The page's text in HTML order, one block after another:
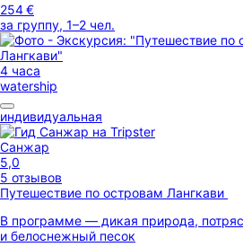
254 €
за группу, 1–2 чел.
4 часа
watership
индивидуальная
Санжар
5,0
5 отзывов
Путешествие по островам Лангкави
В программе — дикая природа,
и белоснежный песок